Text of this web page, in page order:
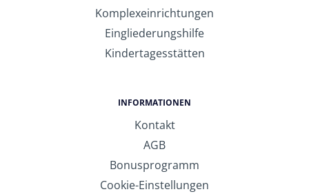
Komplexeinrichtungen
Eingliederungshilfe
Kindertagesstätten
INFORMATIONEN
Kontakt
AGB
Bonusprogramm
Cookie-Einstellungen